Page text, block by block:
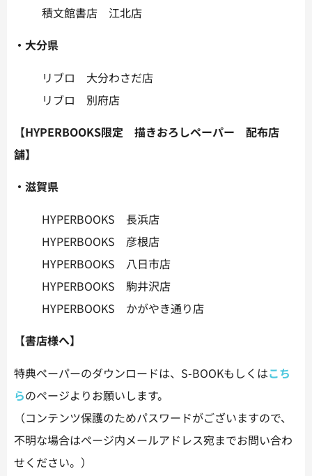
積文館書店 江北店
・大分県
リブロ 大分わさだ店
リブロ 別府店
【HYPERBOOKS限定 描きおろしペーパー 配布店
舗】
・滋賀県
HYPERBOOKS 長浜店
HYPERBOOKS 彦根店
HYPERBOOKS 八日市店
HYPERBOOKS 駒井沢店
HYPERBOOKS かがやき通り店
【書店様へ】
特典ペーパーのダウンロードは、S-BOOKもしくはこち
らのページよりお願いします。
（コンテンツ保護のためパスワードがございますので、
不明な場合はページ内メールアドレス宛までお問い合わ
せください。）